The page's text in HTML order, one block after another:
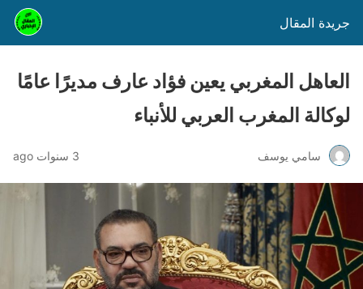
جريدة المقال
العاهل المغربي يعين فؤاد عارف مديرًا عامًا
لوكالة المغرب العربي للأنباء
سامي يوسف 3 سنوات ago